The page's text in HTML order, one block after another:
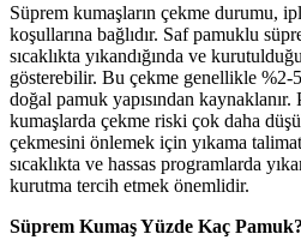
Süprem kumaşların çekme durumu,
koşullarına bağlıdır. Saf pamuklu
sıcaklıkta yıkandığında ve
gösterebilir. Bu çekme genellikle %2-
doğal pamuk yapısından kaynaklanır.
kumaşlarda çekme riski çok daha
çekmesini önlemek için yıkama
sıcaklıkta ve hassas programlarda
kurutma tercih etmek önemlidir.
Süprem Kumaş Yüzde Kaç Pamuk?